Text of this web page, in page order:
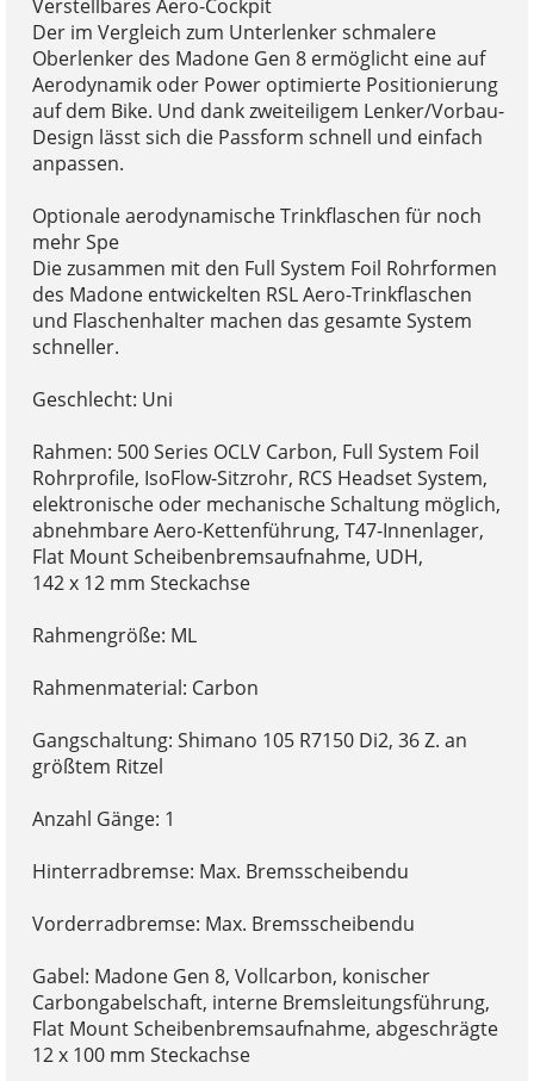
Verstellbares Aero-Cockpit
Der im Vergleich zum Unterlenker schmalere
Oberlenker des Madone Gen 8 ermöglicht eine auf
Aerodynamik oder Power optimierte Positionierung
auf dem Bike. Und dank zweiteiligem Lenker/Vorbau-
Design lässt sich die Passform schnell und einfach
anpassen.
Optionale aerodynamische Trinkflaschen für noch
mehr Spe
Die zusammen mit den Full System Foil Rohrformen
des Madone entwickelten RSL Aero-Trinkflaschen
und Flaschenhalter machen das gesamte System
schneller.
Geschlecht: Uni
Rahmen: 500 Series OCLV Carbon, Full System Foil
Rohrprofile, IsoFlow-Sitzrohr, RCS Headset System,
elektronische oder mechanische Schaltung möglich,
abnehmbare Aero-Kettenführung, T47-Innenlager,
Flat Mount Scheibenbremsaufnahme, UDH,
142 x 12 mm Steckachse
Rahmengröße: ML
Rahmenmaterial: Carbon
Gangschaltung: Shimano 105 R7150 Di2, 36 Z. an
größtem Ritzel
Anzahl Gänge: 1
Hinterradbremse: Max. Bremsscheibendu
Vorderradbremse: Max. Bremsscheibendu
Gabel: Madone Gen 8, Vollcarbon, konischer
Carbongabelschaft, interne Bremsleitungsführung,
Flat Mount Scheibenbremsaufnahme, abgeschrägte
12 x 100 mm Steckachse